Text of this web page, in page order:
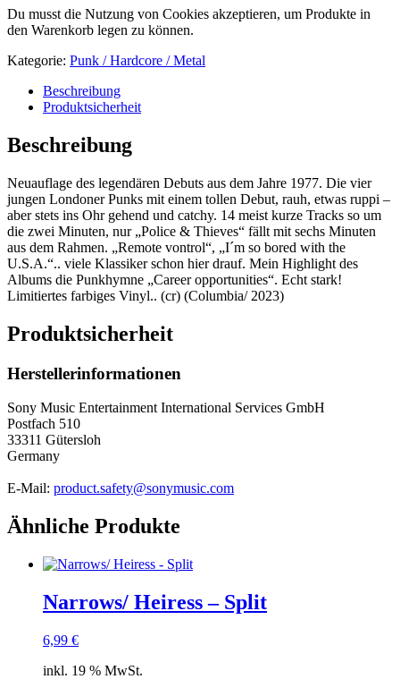
Du musst die Nutzung von Cookies akzeptieren, um Produkte in
den Warenkorb legen zu können.
Kategorie: Punk / Hardcore / Metal
Beschreibung
Produktsicherheit
Beschreibung
Neuauflage des legendären Debuts aus dem Jahre 1977. Die vier
jungen Londoner Punks mit einem tollen Debut, rauh, etwas ruppi –
aber stets ins Ohr gehend und catchy. 14 meist kurze Tracks so um
die zwei Minuten, nur „Police & Thieves“ fällt mit sechs Minuten
aus dem Rahmen. „Remote vontrol“, „I´m so bored with the
U.S.A.“.. viele Klassiker schon hier drauf. Mein Highlight des
Albums die Punkhymne „Career opportunities“. Echt stark!
Limitiertes farbiges Vinyl.. (cr) (Columbia/ 2023)
Produktsicherheit
Herstellerinformationen
Sony Music Entertainment International Services GmbH
Postfach 510
33311 Gütersloh
Germany
E-Mail: product.safety@sonymusic.com
Ähnliche Produkte
Narrows/ Heiress – Split
6,99 €
inkl. 19 % MwSt.